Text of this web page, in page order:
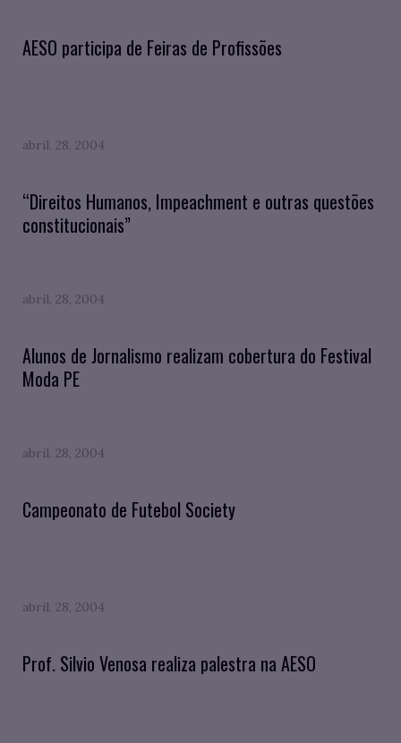
AESO participa de Feiras de Profissões
abril. 28, 2004
“Direitos Humanos, Impeachment e outras questões
constitucionais”
abril. 28, 2004
Alunos de Jornalismo realizam cobertura do Festival
Moda PE
abril. 28, 2004
Campeonato de Futebol Society
abril. 28, 2004
Prof. Silvio Venosa realiza palestra na AESO